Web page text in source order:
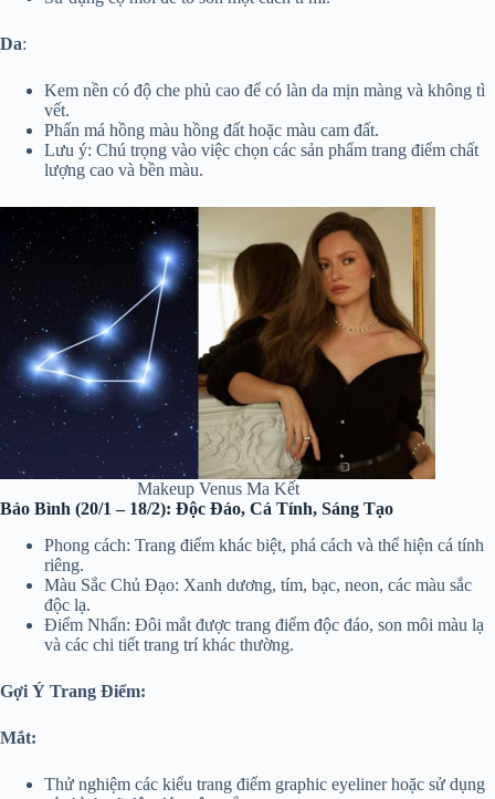
Da:
Kem nền có độ che phủ cao để có làn da mịn màng và không tì
vết.
Phấn má hồng màu hồng đất hoặc màu cam đất.
Lưu ý: Chú trọng vào việc chọn các sản phẩm trang điểm chất
lượng cao và bền màu.
Makeup Venus Ma Kết
Bảo Bình (20/1 – 18/2): Độc Đáo, Cá Tính, Sáng Tạo
Phong cách: Trang điểm khác biệt, phá cách và thể hiện cá tính
riêng.
Màu Sắc Chủ Đạo: Xanh dương, tím, bạc, neon, các màu sắc
độc lạ.
Điểm Nhấn: Đôi mắt được trang điểm độc đáo, son môi màu lạ
và các chi tiết trang trí khác thường.
Gợi Ý Trang Điểm:
Mắt:
Thử nghiệm các kiểu trang điểm graphic eyeliner hoặc sử dụng